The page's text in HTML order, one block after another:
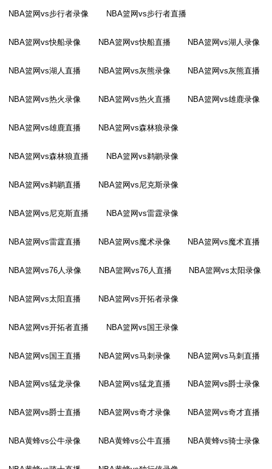
NBA篮网vs步行者录像 NBA篮网vs步行者直播
NBA篮网vs快船录像 NBA篮网vs快船直播 NBA篮网vs湖人录像
NBA篮网vs湖人直播 NBA篮网vs灰熊录像 NBA篮网vs灰熊直播
NBA篮网vs热火录像 NBA篮网vs热火直播 NBA篮网vs雄鹿录像
NBA篮网vs雄鹿直播 NBA篮网vs森林狼录像
NBA篮网vs森林狼直播 NBA篮网vs鹈鹕录像
NBA篮网vs鹈鹕直播 NBA篮网vs尼克斯录像
NBA篮网vs尼克斯直播 NBA篮网vs雷霆录像
NBA篮网vs雷霆直播 NBA篮网vs魔术录像 NBA篮网vs魔术直播
NBA篮网vs76人录像 NBA篮网vs76人直播 NBA篮网vs太阳录像
NBA篮网vs太阳直播 NBA篮网vs开拓者录像
NBA篮网vs开拓者直播 NBA篮网vs国王录像
NBA篮网vs国王直播 NBA篮网vs马刺录像 NBA篮网vs马刺直播
NBA篮网vs猛龙录像 NBA篮网vs猛龙直播 NBA篮网vs爵士录像
NBA篮网vs爵士直播 NBA篮网vs奇才录像 NBA篮网vs奇才直播
NBA黄蜂vs公牛录像 NBA黄蜂vs公牛直播 NBA黄蜂vs骑士录像